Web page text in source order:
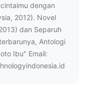
dengan
2012). Novel
dan Separuh
Antologi
Ibu" Email: